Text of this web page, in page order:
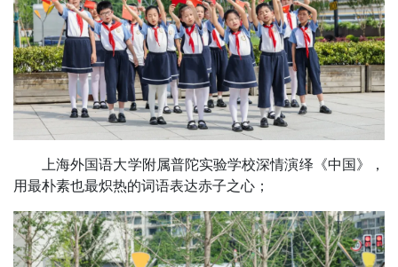
上海外国语大学附属普陀实验学校深情演绎《中国》，
用最朴素也最炽热的词语表达赤子之心；